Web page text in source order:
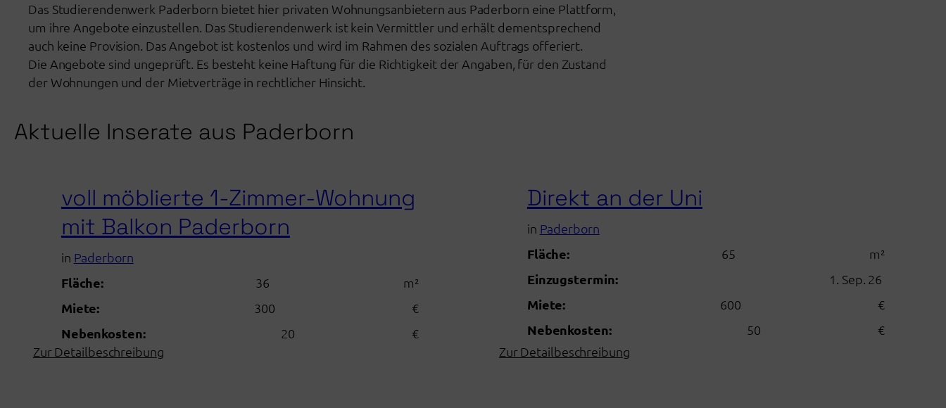
Das Studierendenwerk Paderborn bietet hier privaten Wohnungsanbietern aus Paderborn eine Plattform,
um ihre Angebote einzustellen. Das Studierendenwerk ist kein Vermittler und erhält dementsprechend
auch keine Provision. Das Angebot ist kostenlos und wird im Rahmen des sozialen Auftrags offeriert.
Die Angebote sind ungeprüft. Es besteht keine Haftung für die Richtigkeit der Angaben, für den Zustand
der Wohnungen und der Mietverträge in rechtlicher Hinsicht.
Aktuelle Inserate aus Paderborn
voll möblierte 1-Zimmer-Wohnung
mit Balkon Paderborn
in Paderborn
Fläche:
36
m²
Miete:
300
€
Nebenkosten:
20
€
Zur Detailbeschreibung:
Direkt an der Uni
in Paderborn
Fläche:
65
m²
Einzugstermin:
1. Sep. 26
Miete:
600
€
Nebenkosten:
50
€
Zur Detailbeschreibung: